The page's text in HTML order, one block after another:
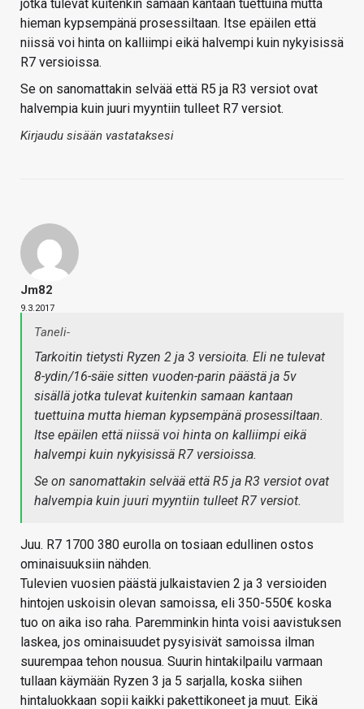
jotka tulevat kuitenkin samaan kantaan tuettuina mutta
hieman kypsempänä prosessiltaan. Itse epäilen että
niissä voi hinta on kalliimpi eikä halvempi kuin nykyisissä
R7 versioissa.
Se on sanomattakin selvää että R5 ja R3 versiot ovat
halvempia kuin juuri myyntiin tulleet R7 versiot.
Kirjaudu sisään vastataksesi
Jm82
9.3.2017
Taneli-
Tarkoitin tietysti Ryzen 2 ja 3 versioita. Eli ne tulevat
8-ydin/16-säie sitten vuoden-parin päästä ja 5v
sisällä jotka tulevat kuitenkin samaan kantaan
tuettuina mutta hieman kypsempänä prosessiltaan.
Itse epäilen että niissä voi hinta on kalliimpi eikä
halvempi kuin nykyisissä R7 versioissa.
Se on sanomattakin selvää että R5 ja R3 versiot ovat
halvempia kuin juuri myyntiin tulleet R7 versiot.
Juu. R7 1700 380 eurolla on tosiaan edullinen ostos
ominaisuuksiin nähden.
Tulevien vuosien päästä julkaistavien 2 ja 3 versioiden
hintojen uskoisin olevan samoissa, eli 350-550€ koska
tuo on aika iso raha. Paremminkin hinta voisi aavistuksen
laskea, jos ominaisuudet pysyisivät samoissa ilman
suurempaa tehon nousua. Suurin hintakilpailu varmaan
tullaan käymään Ryzen 3 ja 5 sarjalla, koska siihen
hintaluokkaan sopii kaikki pakettikoneet ja muut. Eikä